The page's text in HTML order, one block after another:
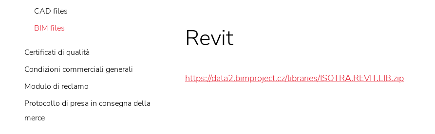
CAD files
BIM files
Certificati di qualità
Condizioni commerciali generali
Modulo di reclamo
Protocollo di presa in consegna della
merce
Revit
https://data2.bimproject.cz/libraries/ISOTRA.REVIT.LIB.zip